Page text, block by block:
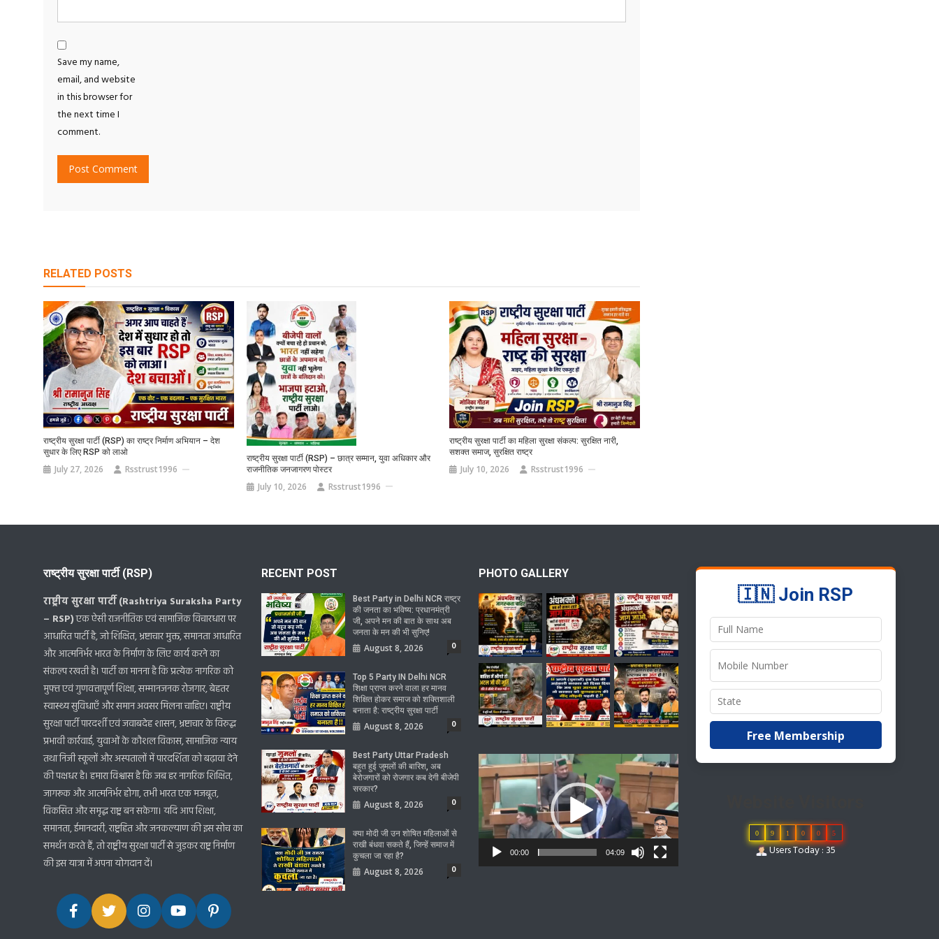
Save my name,
email, and website
in this browser for
the next time I
comment.
RELATED POSTS
राष्ट्रीय सुरक्षा पार्टी (RSP) का राष्ट्र निर्माण अभियान – देश
सुधार के लिए RSP को लाओ
July 27, 2026 Rsstrust1996
राष्ट्रीय सुरक्षा पार्टी (RSP) – छात्र सम्मान, युवा अधिकार और
राजनीतिक जनजागरण पोस्टर
July 10, 2026 Rsstrust1996
राष्ट्रीय सुरक्षा पार्टी का महिला सुरक्षा संकल्प: सुरक्षित नारी,
सशक्त समाज, सुरक्षित राष्ट्र
July 10, 2026 Rsstrust1996
राष्ट्रीय सुरक्षा पार्टी (RSP)
राष्ट्रीय सुरक्षा पार्टी (Rashtriya Suraksha Party
– RSP)एक ऐसी राजनीतिक एवं सामाजिक विचारधारा पर
आधारित पार्टी है, जो शिक्षित, भ्रष्टाचार मुक्त, समानता आधारित
और आत्मनिर्भर भारत के निर्माण के लिए कार्य करने का
संकल्प रखती है। पार्टी का मानना है कि प्रत्येक नागरिक को
मुफ्त एवं गुणवत्तापूर्ण शिक्षा, सम्मानजनक रोजगार, बेहतर
स्वास्थ्य सुविधाएँ और समान अवसर मिलना चाहिए। राष्ट्रीय
सुरक्षा पार्टी पारदर्शी एवं जवाबदेह शासन, भ्रष्टाचार के विरुद्ध
प्रभावी कार्रवाई, युवाओं के कौशल विकास, सामाजिक न्याय
तथा निजी स्कूलों और अस्पतालों में पारदर्शिता को बढ़ावा देने
की पक्षधर है। हमारा विश्वास है कि जब हर नागरिक शिक्षित,
जागरूक और आत्मनिर्भर होगा, तभी भारत एक मजबूत,
विकसित और समृद्ध राष्ट्र बन सकेगा। यदि आप शिक्षा,
समानता, ईमानदारी, राष्ट्रहित और जनकल्याण की इस सोच का
समर्थन करते हैं, तो राष्ट्रीय सुरक्षा पार्टी से जुड़कर राष्ट्र निर्माण
की इस यात्रा में अपना योगदान दें।
RECENT POST
Best Party in Delhi NCR राष्ट्र
की जनता का भविष्य: प्रधानमंत्री
जी, अपने मन की बात के साथ अब
जनता के मन की भी सुनिए!
August 8, 2026 0
Top 5 Party IN Delhi NCR
शिक्षा प्राप्त करने वाला हर मानव
शिक्षित होकर समाज को शक्तिशाली
बनाता है: राष्ट्रीय सुरक्षा पार्टी
August 8, 2026 0
Best Party Uttar Pradesh
बहुत हुई जुमलों की बारिश, अब
बेरोजगारों को रोजगार कब देगी बीजेपी
सरकार?
August 8, 2026 0
क्या मोदी जी उन शोषित महिलाओं से
राखी बंधवा सकते हैं, जिन्हें समाज में
कुचला जा रहा है?
August 8, 2026 0
PHOTO GALLERY
Video
Player
00:00 04:09
🇮🇳 Join RSP
Free Membership
0 9 1 0 0 5
Users Today : 35